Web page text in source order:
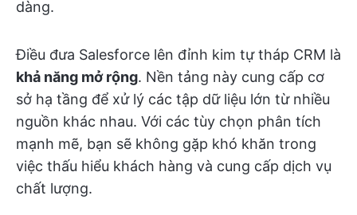
dàng.
Điều đưa Salesforce lên đỉnh kim tự tháp CRM là
khả năng mở rộng. Nền tảng này cung cấp cơ
sở hạ tầng để xử lý các tập dữ liệu lớn từ nhiều
nguồn khác nhau. Với các tùy chọn phân tích
mạnh mẽ, bạn sẽ không gặp khó khăn trong
việc thấu hiểu khách hàng và cung cấp dịch vụ
chất lượng.